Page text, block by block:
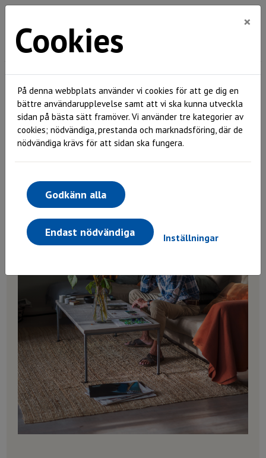
Hem Mitt boende Trygghetsboende
Trygghetsboende
Cookies ×
På denna webbplats använder vi cookies för att ge dig en
bättre användarupplevelse samt att vi ska kunna utveckla
sidan på bästa sätt framöver. Vi använder tre kategorier av
cookies; nödvändiga, prestanda och marknadsföring, där de
nödvändiga krävs för att sidan ska fungera.
Godkänn alla
Endast nödvändiga Inställningar